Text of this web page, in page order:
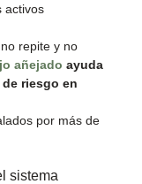
activos
repite y no
añejado ayuda
riesgo en
por más de
sistema